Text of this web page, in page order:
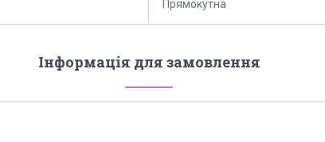
Прямокутна
Інформація для замовлення